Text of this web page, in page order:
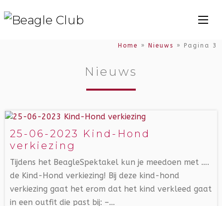
Home » Nieuws » Pagina 3
Nieuws
25-06-2023 Kind-Hond
verkiezing
Tijdens het BeagleSpektakel kun je meedoen met ….
de Kind-Hond verkiezing! Bij deze kind-hond
verkiezing gaat het erom dat het kind verkleed gaat
in een outfit die past bij: –…